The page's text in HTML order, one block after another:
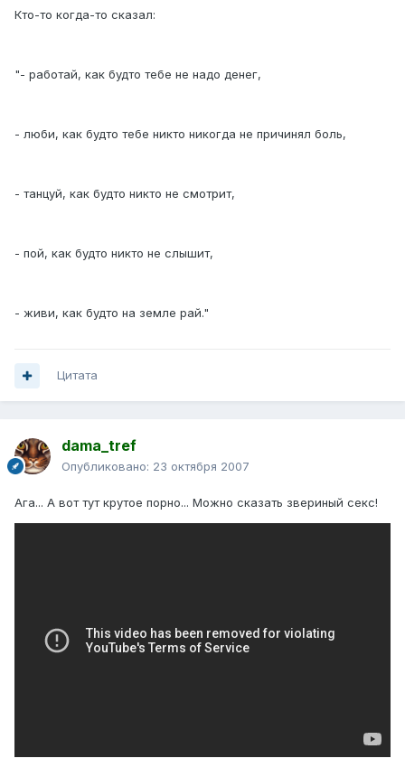
Кто-то когда-то сказал:
"- работай, как будто тебе не надо денег,
- люби, как будто тебе никто никогда не причинял боль,
- танцуй, как будто никто не смотрит,
- пой, как будто никто не слышит,
- живи, как будто на земле рай."
Цитата
dama_tref
Опубликовано: 23 октября 2007
Ага... А вот тут крутое порно... Можно сказать звериный секс!